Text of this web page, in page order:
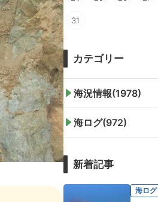
31
カテゴリー
海況情報(1978)
海ログ(972)
新着記事
海ログ